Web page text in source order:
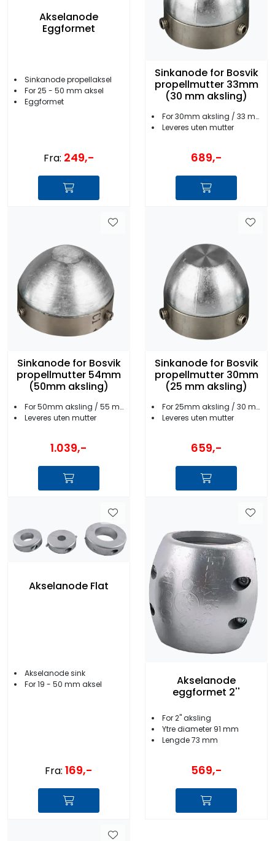
Akselanode
Eggformet
Sinkanode propellaksel
For 25 - 50 mm aksel
Eggformet
Fra: 249,-
Sinkanode for Bosvik
propellmutter 33mm
(30 mm aksling)
For 30mm aksling / 33 mm mutter
Leveres uten mutter
689,-
Sinkanode for Bosvik
propellmutter 54mm
(50mm aksling)
For 50mm aksling / 55 mm mutter
Leveres uten mutter
1.039,-
Sinkanode for Bosvik
propellmutter 30mm
(25 mm aksling)
For 25mm aksling / 30 mm mutter
Leveres uten mutter
659,-
Akselanode Flat
Akselanode sink
For 19 - 50 mm aksel
Fra: 169,-
Akselanode
eggformet 2''
For 2'' aksling
Ytre diameter 91 mm
Lengde 73 mm
569,-